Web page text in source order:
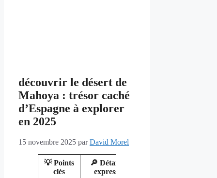
découvrir le désert de
Mahoya : trésor caché
d’Espagne à explorer
en 2025
15 novembre 2025 parDavid Morel
💡 Points
clés
🔎 Détails
express